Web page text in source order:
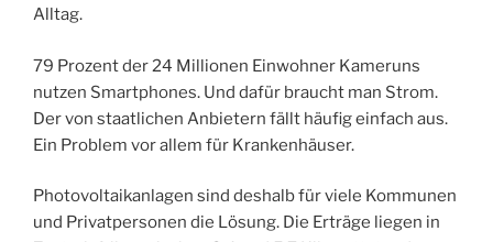
Alltag.
79 Prozent der 24 Millionen Einwohner Kameruns
nutzen Smartphones. Und dafür braucht man Strom.
Der von staatlichen Anbietern fällt häufig einfach aus.
Ein Problem vor allem für Krankenhäuser.
Photovoltaikanlagen sind deshalb für viele Kommunen
und Privatpersonen die Lösung. Die Erträge liegen in